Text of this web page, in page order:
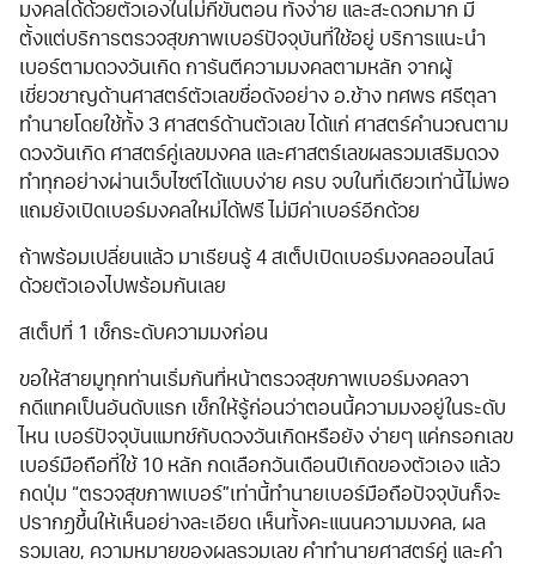
มงคลได้ด้วยตัวเองในไม่กี่ขั้นตอน ทั้งง่าย และสะดวกมาก มี
ตั้งแต่บริการตรวจสุขภาพเบอร์ปัจจุบันที่ใช้อยู่ บริการแนะนำ
เบอร์ตามดวงวันเกิด การันตีความมงคลตามหลัก จากผู้
เชี่ยวชาญด้านศาสตร์ตัวเลขชื่อดังอย่าง อ.ช้าง ทศพร ศรีตุลา
ทำนายโดยใช้ทั้ง 3 ศาสตร์ด้านตัวเลข ได้แก่ ศาสตร์คำนวณตาม
ดวงวันเกิด ศาสตร์คู่เลขมงคล และศาสตร์เลขผลรวมเสริมดวง
ทำทุกอย่างผ่านเว็บไซต์ได้แบบง่าย ครบ จบในที่เดียวเท่านี้ไม่พอ
แถมยังเปิดเบอร์มงคลใหม่ได้ฟรี ไม่มีค่าเบอร์อีกด้วย
ถ้าพร้อมเปลี่ยนแล้ว มาเรียนรู้ 4 สเต็ปเปิดเบอร์มงคลออนไลน์
ด้วยตัวเองไปพร้อมกันเลย
สเต็ปที่ 1 เช็กระดับความมงก่อน
ขอให้สายมูทุกท่านเริ่มกันที่หน้าตรวจสุขภาพเบอร์มงคลจา
กดีแทคเป็นอันดับแรก เช็กให้รู้ก่อนว่าตอนนี้ความมงอยู่ในระดับ
ไหน เบอร์ปัจจุบันแมทช์กับดวงวันเกิดหรือยัง ง่ายๆ แค่กรอกเลข
เบอร์มือถือที่ใช้ 10 หลัก กดเลือกวันเดือนปีเกิดของตัวเอง แล้ว
กดปุ่ม “ตรวจสุขภาพเบอร์”เท่านี้ทำนายเบอร์มือถือปัจจุบันก็จะ
ปรากฏขึ้นให้เห็นอย่างละเอียด เห็นทั้งคะแนนความมงคล, ผล
รวมเลข, ความหมายของผลรวมเลข คำทำนายศาสตร์คู่ และคำ